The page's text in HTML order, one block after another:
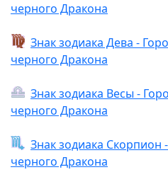
черного Дракона
Знак зодиака Дева -
черного Дракона
Знак зодиака Весы -
черного Дракона
Знак зодиака Скорпион
черного Дракона